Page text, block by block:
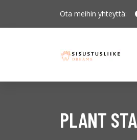
Ota meihin yhteyttä:
PLANT